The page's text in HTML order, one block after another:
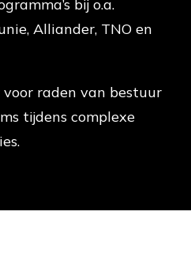
bij o.a.
Alliander, TNO en
raden van bestuur
tijdens complexe